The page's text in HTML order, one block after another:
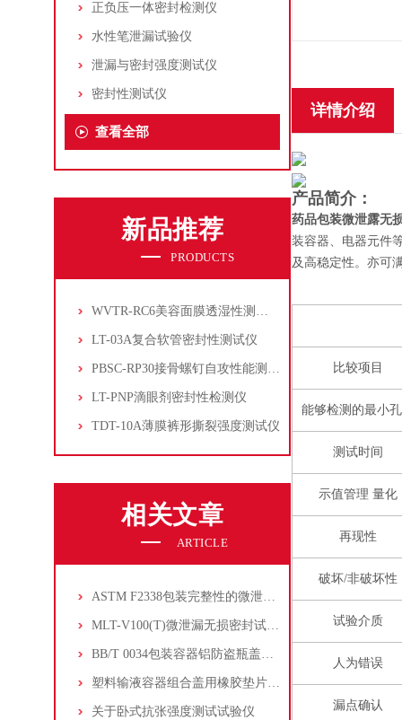
正负压一体密封检测仪
水性笔泄漏试验仪
泄漏与密封强度测试仪
密封性测试仪
查看全部
新品推荐
PRODUCTS
WVTR-RC6美容面膜透湿性测试仪
LT-03A复合软管密封性测试仪
PBSC-RP30接骨螺钉自攻性能测试‌仪
LT-PNP滴眼剂密封性检测仪
TDT-10A薄膜裤形撕裂强度测试仪
相关文章
ARTICLE
ASTM F2338包装完整性的微泄漏测试方法
MLT-V100(T)微泄漏无损密封试验仪的仪器介绍
BB/T 0034包装容器铝防盗瓶盖扭力测试
塑料输液容器组合盖用橡胶垫片的穿刺落屑
关于卧式抗张强度测试试验仪
详情介绍
产品简介：
药品包装微泄露无
装容器、电器元件
及高稳定性。亦可
比较项目
能够检测的最小
测试时间
示值管理 量化
再现性
破坏/非破坏性
试验介质
人为错误
漏点确认